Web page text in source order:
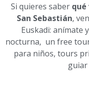
Si quieres saber qué
San Sebastián,
Euskadi: anímate
nocturna, un free
para niños, tours
guiar